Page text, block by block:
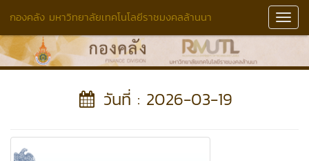
กองคลัง มหาวิทยาลัยเทคโนโลยีราชมงคลล้านนา
วันที่ : 2026-03-19